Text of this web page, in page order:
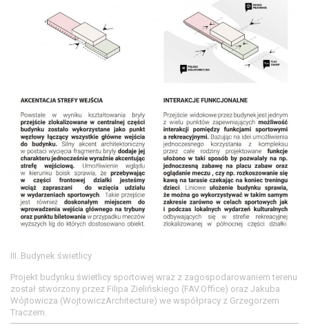
III. Budynek świetlicy
Projekt budynku świetlicy sportowej wraz z zagospodarowaniem terenu
został stworzony przez Filipa Zielińskiego (FAV.Office) oraz Jakuba
Wójtowicza (WojtowiczArchitecture) we współpracy z Grzegorzem
Traczem.